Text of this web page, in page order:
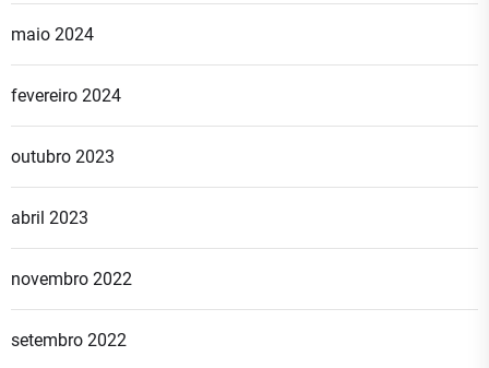
maio 2024
fevereiro 2024
outubro 2023
abril 2023
novembro 2022
setembro 2022